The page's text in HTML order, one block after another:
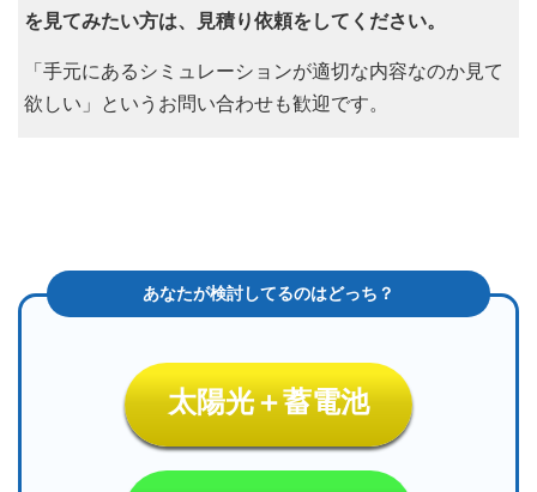
を見てみたい方は、見積り依頼をしてください。
「手元にあるシミュレーションが適切な内容なのか見て
欲しい」というお問い合わせも歓迎です。
太陽光＋蓄電池